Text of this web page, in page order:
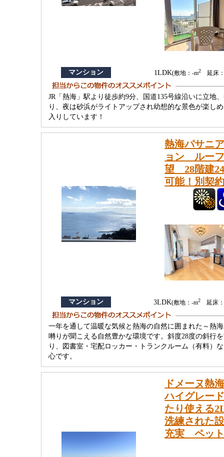
マンション 1LDK(敷地：-m2延床：
JR「熱海」駅より徒歩約9分、国道135号線沿いに立地
り、夜は砂浜がライトアップされ幼想的な景色が楽し
入りしています！
熱海パサニ
ョン ルーフ
望 28階建
可能！別契
マンション 3LDK(敷地：-m2 延床：
一年を通して温暖な気候と熱海の自然に囲まれた～熱
囀りが聞こえる自然豊かな環境です。斜度28度の斜行
り、図書室・宅配ロッカー・トランクルーム（有料）
心です。
ドメーヌ熱
ハイグレー
たり使える
洗練された
充実 ペット